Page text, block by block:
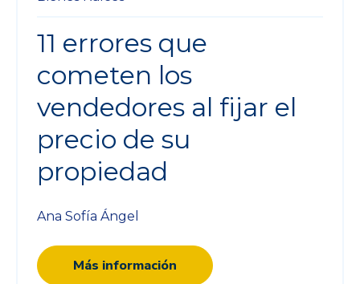
11 errores que
cometen los
vendedores al fijar el
precio de su
propiedad
Ana Sofía Ángel
Más información